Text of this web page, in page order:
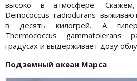
высоко в атмосфере.
Deinococcus radiodurans
в десять килогрей. А
Thermococcus gammatolerans
градусах и выдерживает дозу
Подземный океан Марса